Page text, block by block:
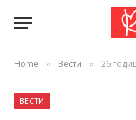
Home » Вести » 26 годишник
ВЕСТИ